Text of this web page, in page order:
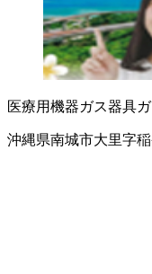
医療用機器ガス器具
沖縄県南城市大里字